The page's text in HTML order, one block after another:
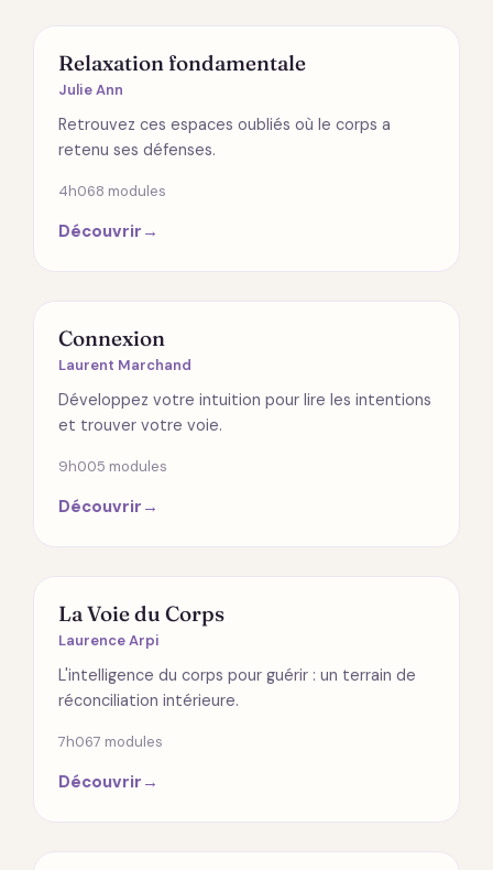
SPIRITUALITÉ
Relaxation fondamentale
Julie Ann
Retrouvez ces espaces oubliés où le corps a
retenu ses défenses.
4h068 modules
Découvrir →
RELATIONS
Connexion
Laurent Marchand
Développez votre intuition pour lire les intentions
et trouver votre voie.
9h005 modules
Découvrir →
ÉMOTIONS
La Voie du Corps
Laurence Arpi
L'intelligence du corps pour guérir : un terrain de
réconciliation intérieure.
7h067 modules
Découvrir →